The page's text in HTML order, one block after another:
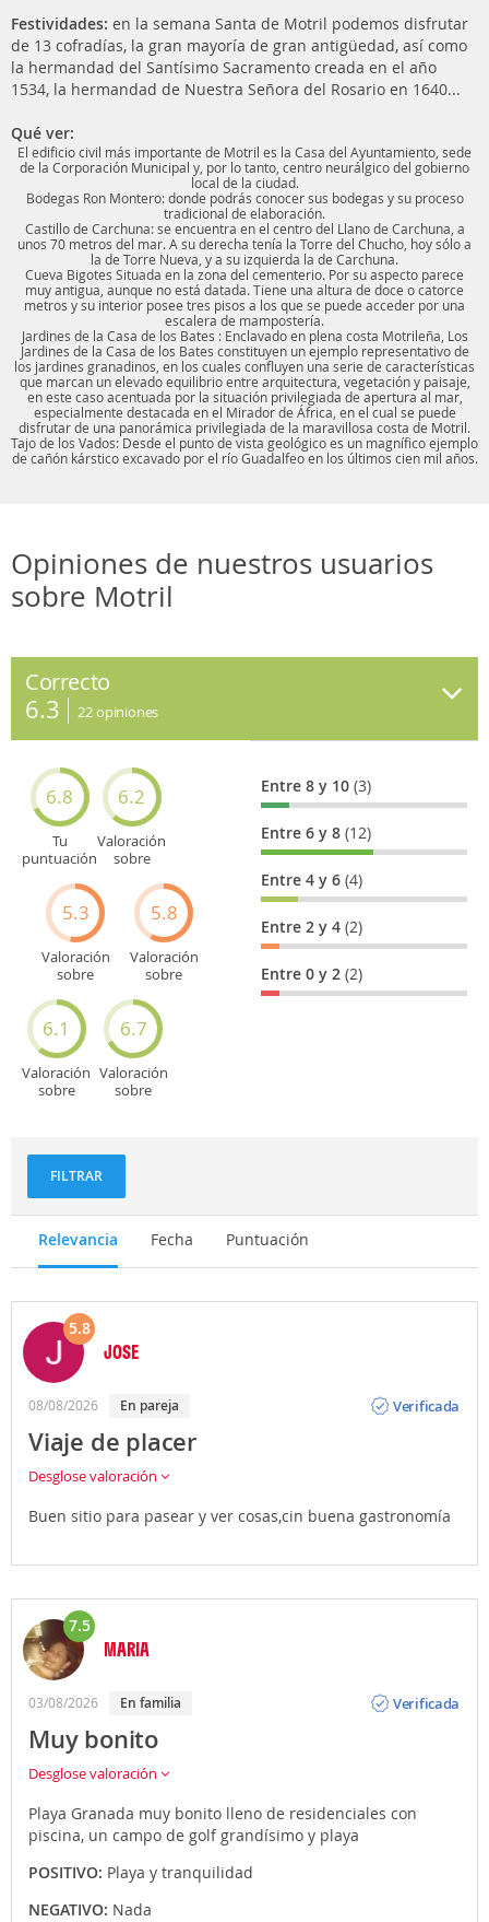
Festividades: en la semana Santa de Motril podemos disfrutar
de 13 cofradías, la gran mayoría de gran antigüedad, así como
la hermandad del Santísimo Sacramento creada en el año
1534, la hermandad de Nuestra Señora del Rosario en 1640...
Qué ver:
El edificio civil más importante de Motril es la Casa del Ayuntamiento, sede
de la Corporación Municipal y, por lo tanto, centro neurálgico del gobierno
local de la ciudad.
Bodegas Ron Montero: donde podrás conocer sus bodegas y su proceso
tradicional de elaboración.
Castillo de Carchuna: se encuentra en el centro del Llano de Carchuna, a
unos 70 metros del mar. A su derecha tenía la Torre del Chucho, hoy sólo a
la de Torre Nueva, y a su izquierda la de Carchuna.
Cueva Bigotes Situada en la zona del cementerio. Por su aspecto parece
muy antigua, aunque no está datada. Tiene una altura de doce o catorce
metros y su interior posee tres pisos a los que se puede acceder por una
escalera de mampostería.
Jardines de la Casa de los Bates : Enclavado en plena costa Motrileña, Los
Jardines de la Casa de los Bates constituyen un ejemplo representativo de
los jardines granadinos, en los cuales confluyen una serie de características
que marcan un elevado equilibrio entre arquitectura, vegetación y paisaje,
en este caso acentuada por la situación privilegiada de apertura al mar,
especialmente destacada en el Mirador de África, en el cual se puede
disfrutar de una panorámica privilegiada de la maravillosa costa de Motril.
Tajo de los Vados: Desde el punto de vista geológico es un magnífico ejemplo
de cañón kárstico excavado por el río Guadalfeo en los últimos cien mil años.
Opiniones de nuestros usuarios
sobre Motril
Correcto
6.3 22opiniones
6.8
Tu
puntuación
6.2
Valoración
sobre
5.3
Valoración
sobre
5.8
Valoración
sobre
turísticos
6.1
Valoración
sobre
6.7
Valoración
sobre
Entre 8 y 10(3)
Entre 6 y 8(12)
Entre 4 y 6(4)
Entre 2 y 4(2)
Entre 0 y 2(2)
FILTRAR
Relevancia Fecha Puntuación
5.8
JOSE
08/08/2026 En pareja
Verificada
Viaje de placer
Desglose valoración
Buen sitio para pasear y ver cosas,cin buena gastronomía
7.5
MARIA
03/08/2026 En familia
Verificada
Muy bonito
Desglose valoración
Playa Granada muy bonito lleno de residenciales con
piscina, un campo de golf grandísimo y playa
POSITIVO: Playa y tranquilidad
NEGATIVO: Nada